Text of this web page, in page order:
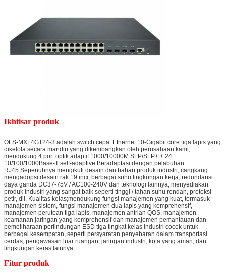
Ikhtisar produk
OFS-MXF4GT24-3 adalah switch cepat Ethernet 10-Gigabit core tiga lapis yang
dikelola secara mandiri yang dikembangkan oleh perusahaan kami,
mendukung 4 port optik adaptif 1000/10000M SFP/SFP+ + 24
10/100/1000Base-T self-adaptive Beradaptasi dengan pelabuhan
RJ45.Sepenuhnya mengikuti desain dan bahan produk industri, cangkang
mengadopsi desain rak 19 inci, berbagai suhu lingkungan kerja, redundansi
daya ganda DC37-75V / AC100-240V dan teknologi lainnya, menyediakan
produk industri yang sangat baik seperti tinggi / tahan suhu rendah, proteksi
petir, dll. Kualitas kelas;mendukung fungsi manajemen yang kuat, termasuk
manajemen sistem, fungsi manajemen dua lapis yang komprehensif,
manajemen perutean tiga lapis, manajemen antrian QOS, manajemen
keamanan jaringan yang komprehensif dan manajemen pemantauan dan
pemeliharaan;perlindungan ESD tiga tingkat kelas industri cocok untuk
berbagai kesempatan, seperti persyaratan penyebaran dalam transportasi
cerdas, pengawasan luar ruangan, jaringan industri, kota yang aman, dan
lingkungan keras lainnya.
Fitur produk